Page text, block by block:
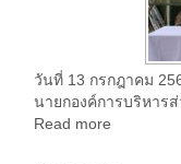
วันที่ 13 กรกฎาคม
นายกองค์การบริหาร
Read more